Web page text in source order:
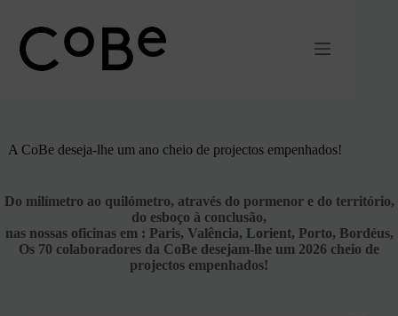
conteúdo
A CoBe deseja-lhe um ano cheio de projectos empenhados!
Do milímetro ao quilómetro, através do pormenor e do território,
do esboço à conclusão,
nas nossas oficinas em : Paris, Valência, Lorient, Porto, Bordéus,
Os 70 colaboradores da CoBe desejam-lhe um 2026 cheio de
projectos empenhados!